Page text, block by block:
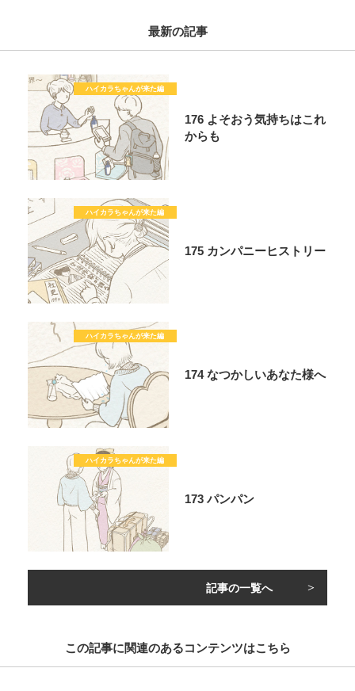
最新の記事
176 よそおう気持ちはこれ
からも
175 カンパニーヒストリー
174 なつかしいあなた様へ
173 パンパン
記事の一覧へ
この記事に関連のあるコンテンツはこちら